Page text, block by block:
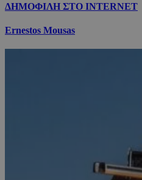
ΔΗΜΟΦΙΛΗ ΣΤΟ INTERNET
Ernestos Mousas